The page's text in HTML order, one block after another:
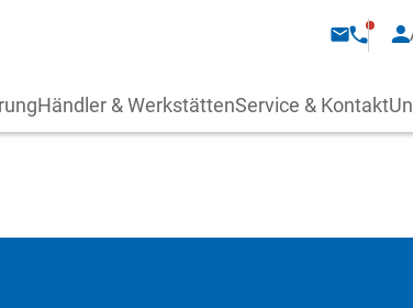
Händler & WerkstättenService & Kontakt